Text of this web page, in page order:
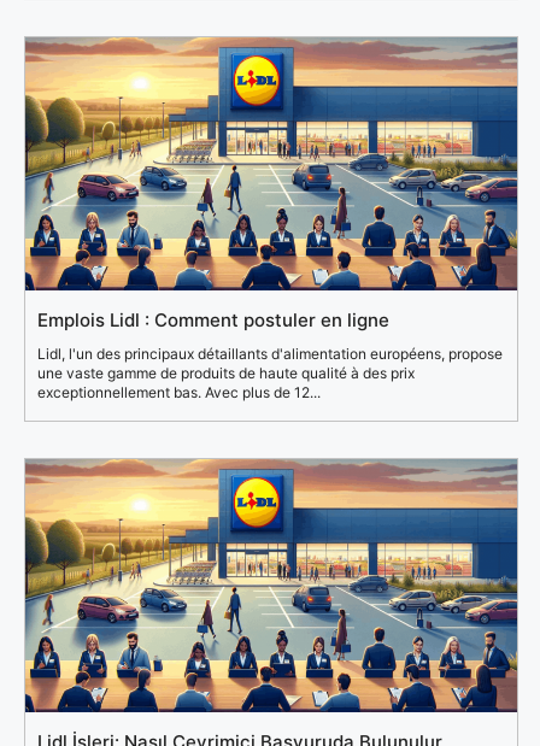
Emplois Lidl : Comment postuler en ligne
Lidl, l'un des principaux détaillants d'alimentation européens, propose
une vaste gamme de produits de haute qualité à des prix
exceptionnellement bas. Avec plus de 12...